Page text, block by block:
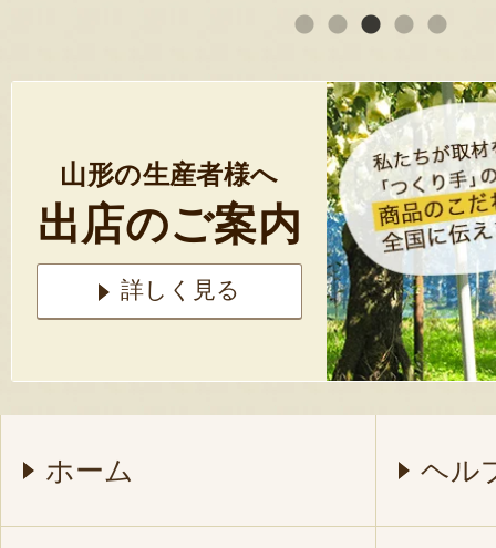
山形の生産者様へ
出店のご案内
詳しく見る
ホーム ヘル